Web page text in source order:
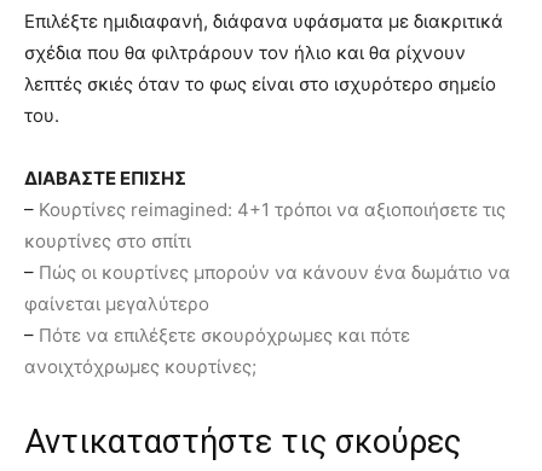
Επιλέξτε ημιδιαφανή, διάφανα υφάσματα με διακριτικά
σχέδια που θα φιλτράρουν τον ήλιο και θα ρίχνουν
λεπτές σκιές όταν το φως είναι στο ισχυρότερο σημείο
του.
ΔΙΑΒΑΣΤΕ ΕΠΙΣΗΣ
– Κουρτίνες reimagined: 4+1 τρόποι να αξιοποιήσετε τις
κουρτίνες στο σπίτι
– Πώς οι κουρτίνες μπορούν να κάνουν ένα δωμάτιο να
φαίνεται μεγαλύτερο
– Πότε να επιλέξετε σκουρόχρωμες και πότε
ανοιχτόχρωμες κουρτίνες;
Αντικαταστήστε τις σκούρες